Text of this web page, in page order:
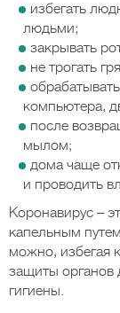
избегать
людьми;
закрывать
не трогать
компьютера,
после
мылом;
дома чаще
и проводить
Коронавирус –
капельным
можно, избегая
защиты органов
гигиены.